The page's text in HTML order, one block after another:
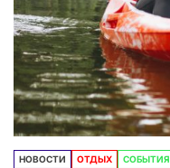
НОВОСТИ ОТДЫХ СОБЫТИЯ